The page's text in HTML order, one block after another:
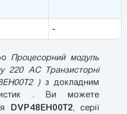
-
Процесорний модуль
220 AC Транзисторні
)з докладним
. Ви можете
DVP48EH00T2, серії